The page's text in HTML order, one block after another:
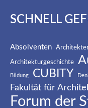
SCHNELL
Absolventen
Architekturgeschichte
Bildung CUBITY
Fakultät für
Forum der